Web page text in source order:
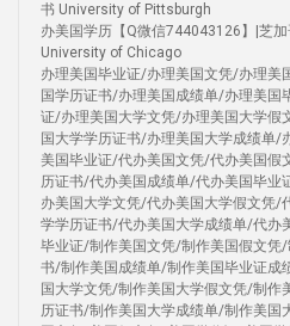
书 University of Pittsburgh
办美国学历【Q微信744043126】|芝
University of Chicago
办理美国毕业证/办理美国文凭/办理美
国学历证书/办理美国成绩单/办理美国
证/办理美国大学文凭/办理美国大学假
国大学学历证书/办理美国大学成绩单/
美国毕业证/代办美国文凭/代办美国假
历证书/代办美国成绩单/代办美国毕业
办美国大学文凭/代办美国大学假文凭/
学学历证书/代办美国大学成绩单/代办
毕业证/制作美国文凭/制作美国假文凭
书/制作美国成绩单/制作美国毕业证成
国大学文凭/制作美国大学假文凭/制作
历证书/制作美国大学成绩单/制作美国